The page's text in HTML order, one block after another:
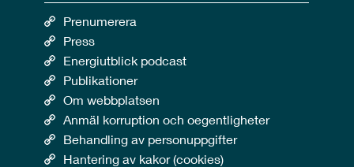
Prenumerera
Press
Energiutblick podcast
Publikationer
Om webbplatsen
Anmäl korruption och oegentligheter
Behandling av personuppgifter
Hantering av kakor (cookies)